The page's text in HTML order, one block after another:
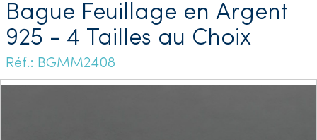
Bague Feuillage en Argent
925 - 4 Tailles au Choix
Réf.: BGMM2408